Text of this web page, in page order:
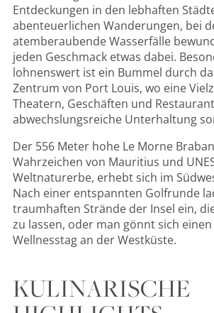
Entdeckungen in den lebhaften
abenteuerlichen Wanderungen, bei
atemberaubende Wasserfälle
jeden Geschmack etwas dabei.
lohnenswert ist ein Bummel durch
Zentrum von Port Louis, wo eine
Theatern, Geschäften und
abwechslungsreiche Unterhaltung
Der 556 Meter hohe Le Morne
Wahrzeichen von Mauritius und
Weltnaturerbe, erhebt sich im
Nach einer entspannten Golfrunde
traumhaften Strände der Insel ein,
zu lassen, oder man gönnt sich
Wellnesstag an der Westküste.
KULINARISCHE